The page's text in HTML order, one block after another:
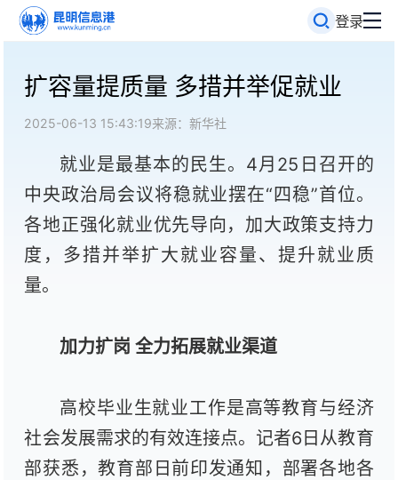
登录
扩容量提质量 多措并举促就业
2025-06-13 15:43:19来源：新华社
就业是最基本的民生。4月25日召开的
中央政治局会议将稳就业摆在“四稳”首位。
各地正强化就业优先导向，加大政策支持力
度，多措并举扩大就业容量、提升就业质
量。
加力扩岗 全力拓展就业渠道
高校毕业生就业工作是高等教育与经济
社会发展需求的有效连接点。记者6日从教育
部获悉，教育部日前印发通知，部署各地各